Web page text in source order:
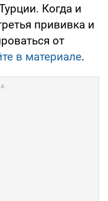
Когда и
прививка и
от
в материале.